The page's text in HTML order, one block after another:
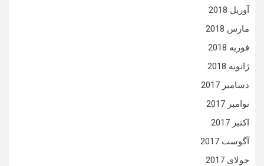
آوریل 2018
مارس 2018
فوریه 2018
ژانویه 2018
دسامبر 2017
نوامبر 2017
اکتبر 2017
آگوست 2017
جولای 2017